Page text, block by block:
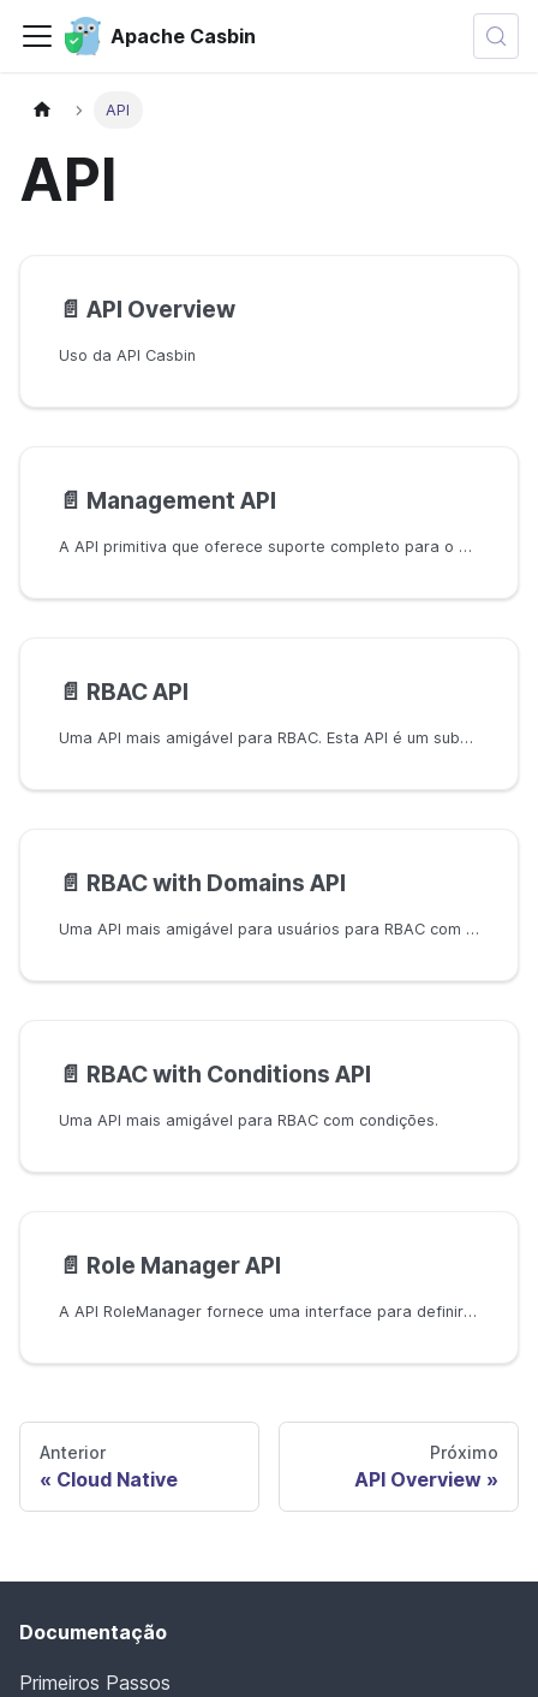
Apache Casbin
API
API
📄️ API Overview
Uso da API Casbin
📄️ Management API
A API primitiva que oferece suporte completo para o gerenciamento de políticas do Casbin
📄️ RBAC API
Uma API mais amigável para RBAC. Esta API é um subconjunto da API de Gerenciamento. Os usuários RBAC poderiam usar esta API para simplificar o código
📄️ RBAC with Domains API
Uma API mais amigável para usuários para RBAC com domínios. Esta API é um subconjunto da API de Gerenciamento. Usuários RBAC podem usar esta API para simplificar seu código.
📄️ RBAC with Conditions API
Uma API mais amigável para RBAC com condições.
📄️ Role Manager API
A API RoleManager fornece uma interface para definir operações para gerenciar papéis. A adição de uma função de correspondência ao RoleManager permite o uso de curingas em nomes de papéis e domínios.
Anterior
Cloud Native
Próximo
API Overview
Documentação
Primeiros Passos